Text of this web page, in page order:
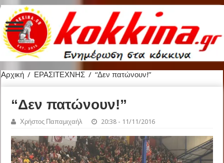
Αρχική / ΕΡΑΣΙΤΕΧΝΗΣ / “Δεν πατώνουν!”
“Δεν πατώνουν!”
Χρήστος Παπαμιχαήλ 20:38 - 11/11/2016